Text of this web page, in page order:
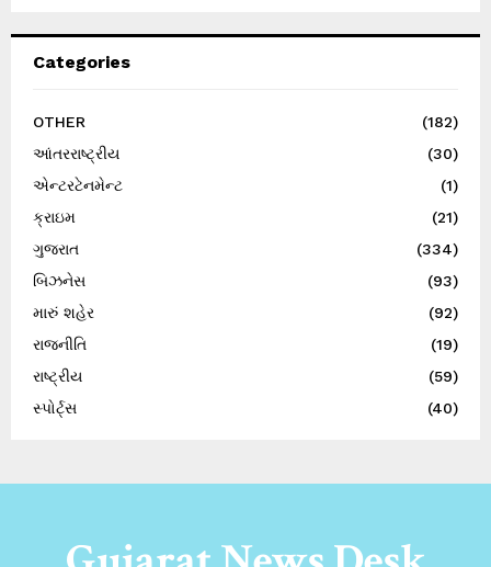
Categories
OTHER
(182)
આંતરરાષ્ટ્રીય
(30)
એન્ટરટેનમેન્ટ
(1)
ક્રાઇમ
(21)
ગુજરાત
(334)
બિઝનેસ
(93)
મારું શહેર
(92)
રાજનીતિ
(19)
રાષ્ટ્રીય
(59)
સ્પોર્ટ્સ
(40)